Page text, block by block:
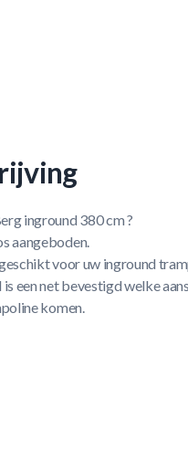
inground 380 cm ?
aangeboden.
voor uw inground
een net bevestigd welke
komen.